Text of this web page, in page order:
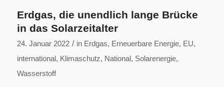
Erdgas, die unendlich lange Brücke
in das Solarzeitalter
24. Januar 2022 / in Erdgas, Erneuerbare Energie, EU,
international , Klimaschutz, National , Solarenergie,
Wasserstoff